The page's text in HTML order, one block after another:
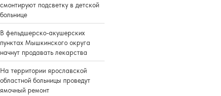
смонтируют подсветку в детской
больнице
В фельдшерско-акушерских
пунктах Мышкинского округа
начнут продавать лекарства
На территории ярославской
областной больницы проведут
ямочный ремонт